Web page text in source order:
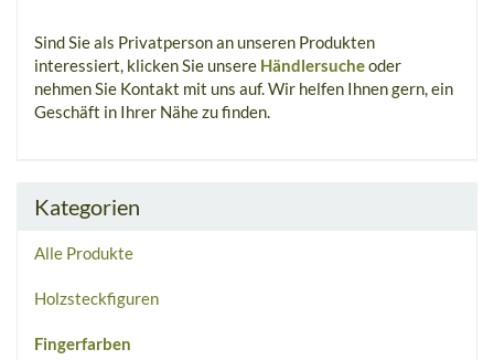
Sind Sie als Privatperson an unseren Produkten
interessiert, klicken Sie unsere Händlersucheoder
nehmen Sie Kontakt mit uns auf. Wir helfen Ihnen gern, ein
Geschäft in Ihrer Nähe zu finden.
Kategorien
Alle Produkte
Holzsteckfiguren
Fingerfarben